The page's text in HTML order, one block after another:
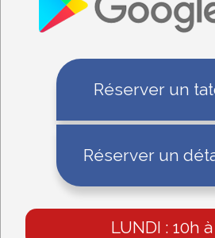
Réserver un
Réserver un
LUNDI : 10h